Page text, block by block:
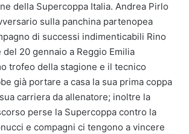
della Supercoppa Italia. Andrea Pirlo
sulla panchina partenopea
di successi indimenticabili Rino
del 20 gennaio a Reggio Emilia
trofeo della stagione e il tecnico
già portare a casa la sua prima coppa
carriera da allenatore; inoltre la
perse la Supercoppa contro la
e compagni ci tengono a vincere